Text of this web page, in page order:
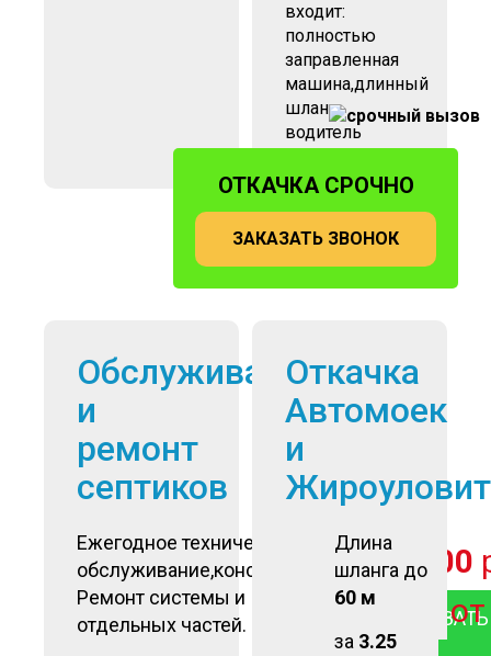
входит:
полностью
заправленная
машина,длинный
шланг.
водитель
Обслуживание
и
ремонт
септиков
Ежегодное техническое
обслуживание,консервация.
Ремонт системы и
отдельных частей.
от6 500
ЗАКАЗАТЬ
Откачка
Автомоек
и
Длина
шланга до
60 м
за 3.25
ОТКАЧКА СРОЧНО
ЗАКАЗАТЬ ЗВОНОК